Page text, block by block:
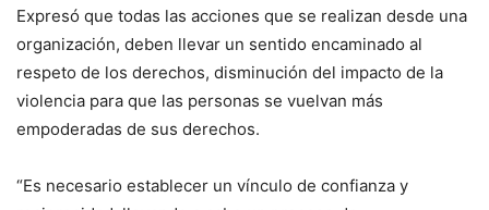
Expresó que todas las acciones que se realizan desde una
organización, deben llevar un sentido encaminado al
respeto de los derechos, disminución del impacto de la
violencia para que las personas se vuelvan más
empoderadas de sus derechos.
“Es necesario establecer un vínculo de confianza y